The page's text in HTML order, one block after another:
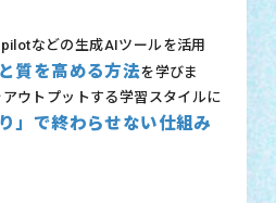
などの生成AIツールを活用
質を高める方法を学びま
ウトプットする学習スタイルに
」で終わらせない仕組み